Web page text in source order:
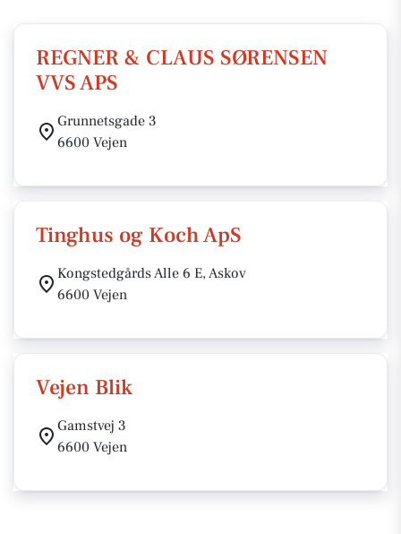
REGNER & CLAUS SØRENSEN
VVS APS
Grunnetsgade 3
6600 Vejen
Tinghus og Koch ApS
Kongstedgårds Alle 6 E, Askov
6600 Vejen
Vejen Blik
Gamstvej 3
6600 Vejen